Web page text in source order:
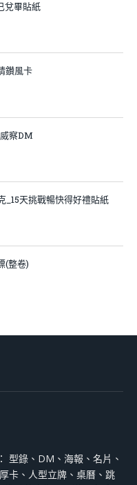
兌畢貼紙
鑚風卡
察DM
天挑戰暢快得好禮貼紙
(整卷)
型錄、DM、海報、名片、
卡、人型立牌、桌曆、跳